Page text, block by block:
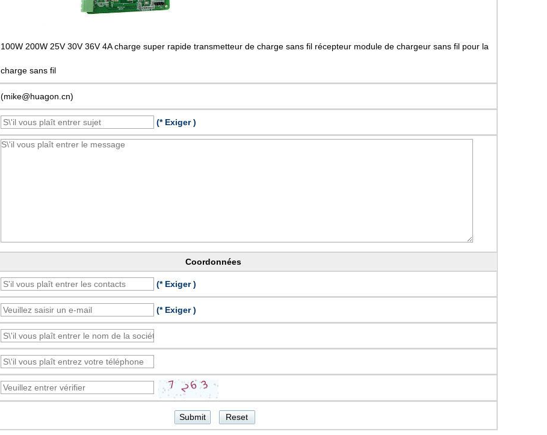
100W 200W 25V 30V 36V 4A charge super rapide transmetteur de charge sans fil récepteur module de chargeur sans fil pour la
charge sans fil
(mike@huagon.cn)
(* Exiger )
Coordonnées
(* Exiger )
(* Exiger )